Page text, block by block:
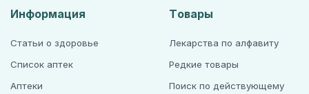
Информация
Статьи о здоровье
Список аптек
Аптеки
Товары
Лекарства по алфавиту
Редкие товары
Поиск по действующему